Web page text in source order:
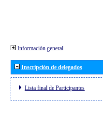
Información general
Inscripción de delegados
Lista final de Participantes